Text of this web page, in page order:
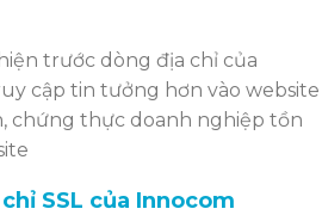
trước dòng địa chỉ của
cập tin tưởng hơn vào website
chứng thực doanh nghiệp tồn
SSL của Innocom